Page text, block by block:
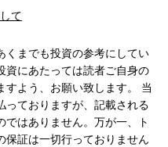
て
くまでも投資の参考にしてい
資にあたっては読者ご自身の
すよう、お願い致します。 当
っておりますが、記載される
はありません。万が一、ト
保証は一切行っておりません